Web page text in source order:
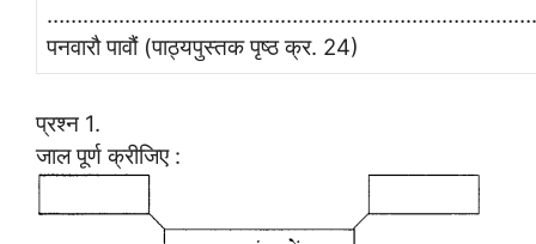
पनवारौ पावौं (पाठ्यपुस्तक पृष्ठ क्र. 24)
प्रश्न 1.
जाल पूर्ण क्रीजिए :